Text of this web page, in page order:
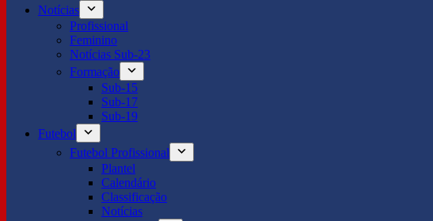
Notícias
Profissional
Feminino
Notícias Sub-23
Formação
Sub-15
Sub-17
Sub-19
Futebol
Futebol Profissional
Plantel
Calendário
Classificação
Notícias